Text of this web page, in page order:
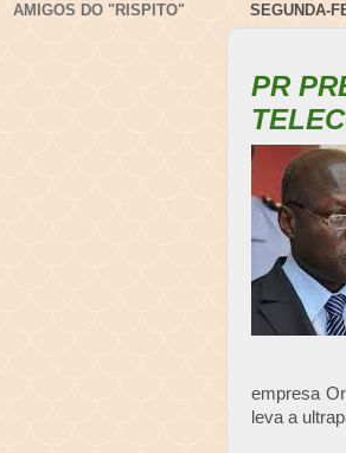
SEGUNDA-
PR
empresa
leva a
AMIGOS DO "RISPITO"